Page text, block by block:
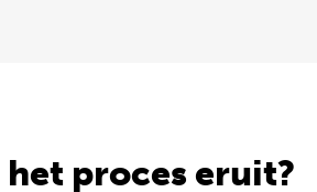
het proces eruit?